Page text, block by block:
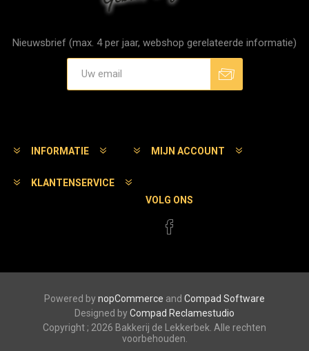
Nieuwsbrief (max. 4 per jaar, webshop gerelateerde informatie)
INFORMATIE MIJN ACCOUNT
KLANTENSERVICE
VOLG ONS
Powered bynopCommerce and Compad Software
Designed byCompad Reclamestudio
Copyright ; 2026 Bakkerij de Lekkerbek. Alle rechten
voorbehouden.